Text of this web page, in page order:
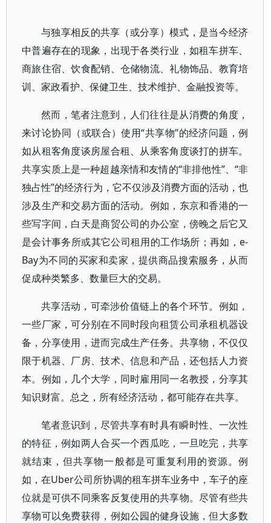
与独享相反的共享（或分享）模式，是当今经济
中普遍存在的现象，出现于各类行业，如租车拼车、
商旅住宿、饮食配销、仓储物流、礼物饰品、教育培
训、家政看护、保健卫生、技术维护、金融投资等。
然而，笔者注意到，人们往往是从消费的角度，
来讨论协同（或联合）使用“共享物”的经济问题，例
如从租客角度谈房屋合租、从乘客角度谈打的拼车。
共享实质上是一种超越亲情和友情的“非排他性”、“非
独占性”的经济行为，它不仅涉及消费方面的活动，也
涉及生产和交易方面的活动。例如，东京和香港的一
些写字间，白天是商贸公司的办公室，傍晚之后它又
是会计事务所或其它公司租用的工作场所；再如，e-
Bay为不同的买家和卖家，提供商品搜索服务，从而
促成种类繁多、数量巨大的交易。
共享活动，可牵涉价值链上的各个环节。例如，
一些厂家，可分别在不同时段向租赁公司承租机器设
备，分享使用，进而完成生产任务。共享物，不仅仅
限于机器、厂房、技术、信息和产品，还包括人力资
本。例如，几个大学，同时雇用同一名教授，分享其
知识财富。总之，所有经济活动，都可能存在共享。
笔者意识到，尽管共享有时具有瞬时性、一次性
的特征，例如两人合买一个西瓜吃，一旦吃完，共享
就结束，但共享物一般都是可重复利用的资源。例
如，在Uber公司所协调的租车拼车业务中，车子的座
位就是可供不同乘客反复使用的共享物。尽管有些共
享物可以免费获得，例如公园的健身设施，但大多数